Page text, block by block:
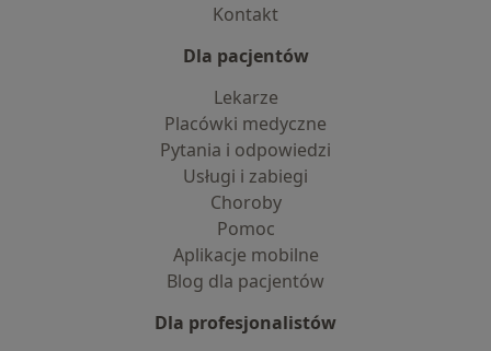
Kontakt
Dla pacjentów
Lekarze
Placówki medyczne
Pytania i odpowiedzi
Usługi i zabiegi
Choroby
Pomoc
Aplikacje mobilne
Blog dla pacjentów
Dla profesjonalistów